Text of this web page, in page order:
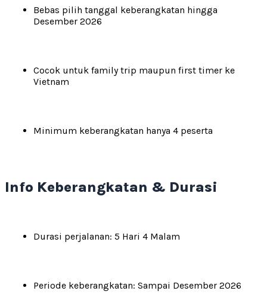
Bebas pilih tanggal keberangkatan hingga
Desember 2026
Cocok untuk family trip maupun first timer ke
Vietnam
Minimum keberangkatan hanya 4 peserta
Info Keberangkatan & Durasi
Durasi perjalanan: 5 Hari 4 Malam
Periode keberangkatan: Sampai Desember 2026